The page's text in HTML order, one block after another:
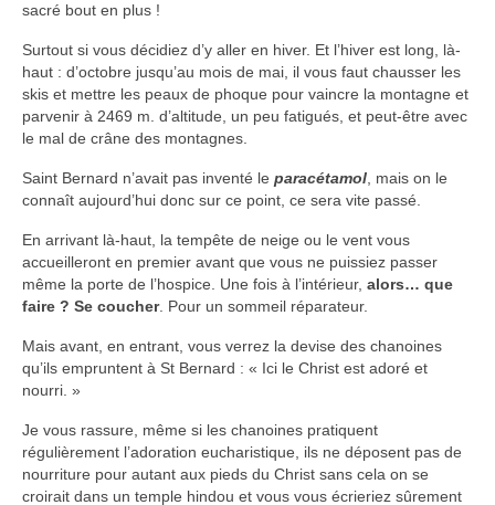
Prier
Partagez votre prière
Célébrer
Lieux et Dates
Prochaines Messes
sacré bout en plus !
Surtout si vous décidiez d’y aller en hiver. Et l’hiver est long, là-
haut : d’octobre jusqu’au mois de mai, il vous faut chausser les
skis et mettre les peaux de phoque pour vaincre la montagne et
parvenir à 2469 m. d’altitude, un peu fatigués, et peut-être avec
le mal de crâne des montagnes.
Saint Bernard n’avait pas inventé le paracétamol , mais on le
connaît aujourd’hui donc sur ce point, ce sera vite passé.
En arrivant là-haut, la tempête de neige ou le vent vous
accueilleront en premier avant que vous ne puissiez passer
même la porte de l’hospice. Une fois à l’intérieur, alors… que
faire ? Se coucher. Pour un sommeil réparateur.
Mais avant, en entrant, vous verrez la devise des chanoines
qu’ils empruntent à St Bernard : « Ici le Christ est adoré et
nourri. »
Je vous rassure, même si les chanoines pratiquent
régulièrement l’adoration eucharistique, ils ne déposent pas de
nourriture pour autant aux pieds du Christ sans cela on se
croirait dans un temple hindou et vous vous écrieriez sûrement